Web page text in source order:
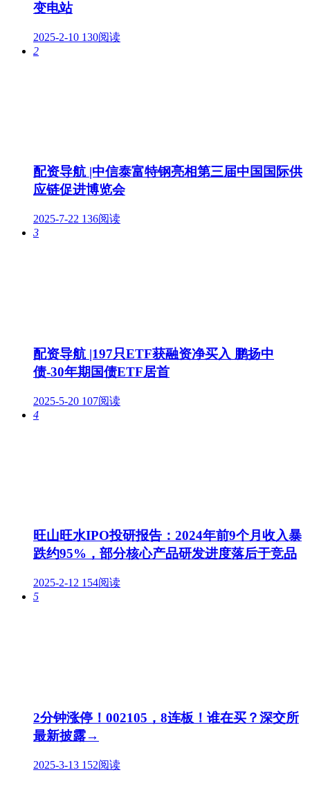
变电站
2025-2-10 130阅读
2
配资导航 |中信泰富特钢亮相第三届中国国际供
应链促进博览会
2025-7-22 136阅读
3
配资导航 |197只ETF获融资净买入 鹏扬中
债-30年期国债ETF居首
2025-5-20 107阅读
4
旺山旺水IPO投研报告：2024年前9个月收入暴
跌约95%，部分核心产品研发进度落后于竞品
2025-2-12 154阅读
5
2分钟涨停！002105，8连板！谁在买？深交所
最新披露→
2025-3-13 152阅读